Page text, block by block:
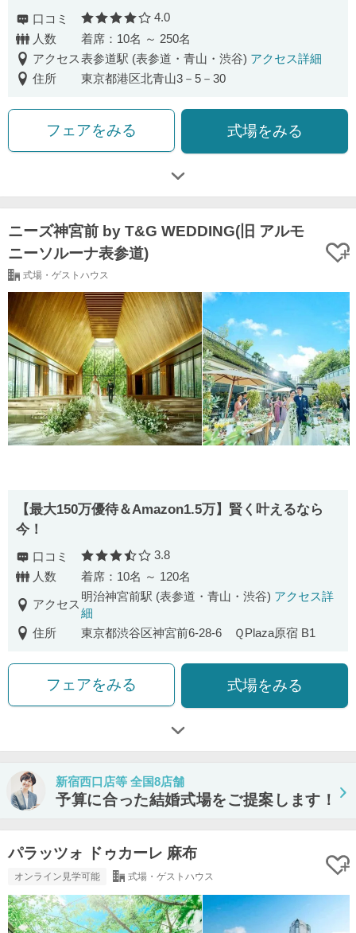
口コミ 口コミ評価
4.0
人数
着席：10名 ～ 250名
アクセス表参道駅 (表参道・青山・渋谷) アクセス詳細
住所
東京都港区北青山3－5－30
フェアをみる 式場をみる
ニーズ神宮前 by T&G WEDDING(旧 アルモ
ニーソルーナ表参道)
式場・ゲストハウス
【最⼤150万優待＆Amazon1.5万】賢く叶えるなら
今！
口コミ 口コミ評価
3.8
人数
着席：10名 ～ 120名
アクセス
明治神宮前駅 (表参道・青山・渋谷) アクセス詳
細
住所
東京都渋谷区神宮前6-28-6 ＱPlaza原宿 B1
フェアをみる 式場をみる
新宿西口店等 全国8店舗
予算に合った結婚式場をご提案します！
パラッツォ ドゥカーレ 麻布
オンライン見学可能 式場・ゲストハウス